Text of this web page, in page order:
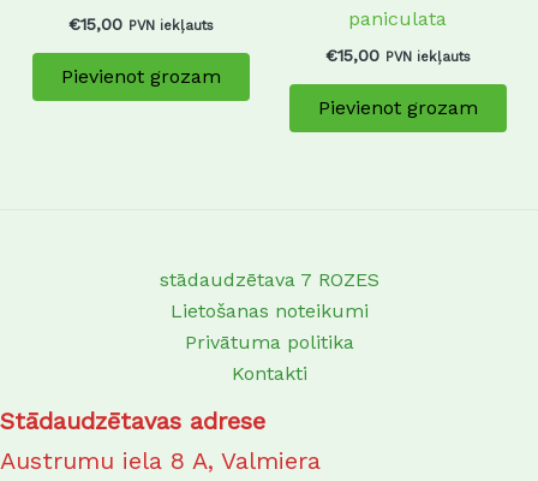
€15,00 PVN iekļauts
Pievienot grozam
paniculata
€15,00 PVN iekļauts
Pievienot grozam
stādaudzētava 7 ROZES
Lietošanas noteikumi
Privātuma politika
Kontakti
Stādaudzētavas adrese
Austrumu iela 8 A, Valmiera